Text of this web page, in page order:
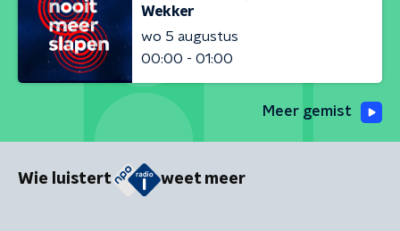
Wekker
wo 5 augustus
00:00 - 01:00
Meer gemist
Wie luistert weet meer